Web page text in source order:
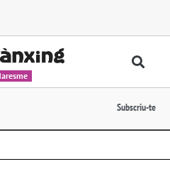
Subscriu-te